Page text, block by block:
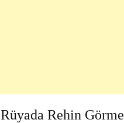
Rüyada Rehin